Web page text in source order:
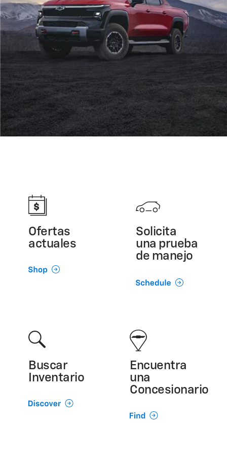
Ofertas
actuales
Solicita
una prueba
de manejo
Buscar
Inventario
Encuentra
una
Concesionario